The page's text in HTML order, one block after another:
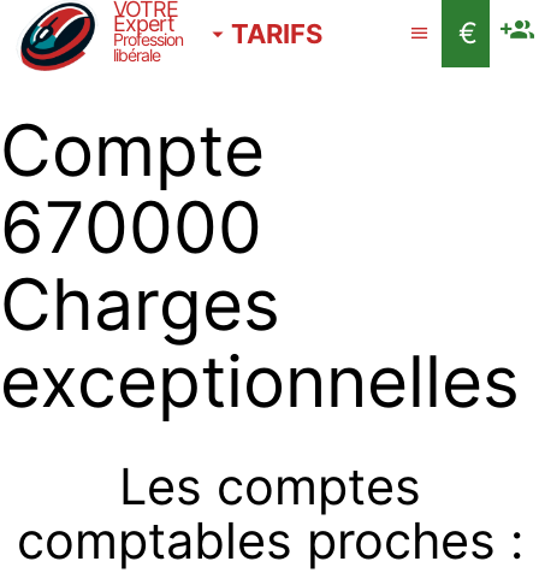
VOTRE
Expert
Profession
libérale
TARIFS €
Compte
670000
Charges
exceptionnelles
Les comptes
comptables proches :